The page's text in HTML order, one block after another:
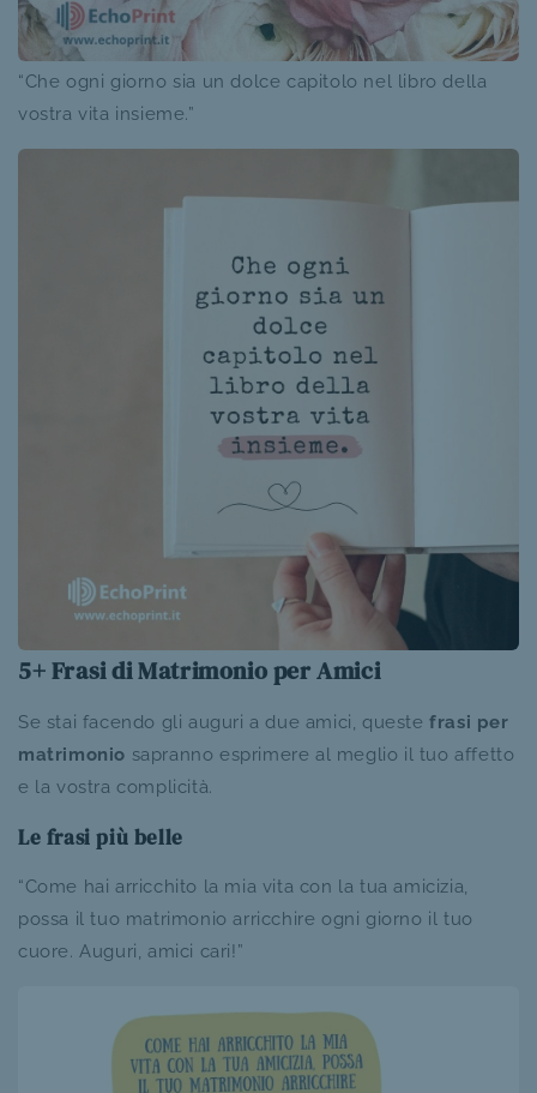
“Che ogni giorno sia un dolce capitolo nel libro della
vostra vita insieme.”
5+ Frasi di Matrimonio per Amici
Se stai facendo gli auguri a due amici, questefrasi per
matrimonio sapranno esprimere al meglio il tuo affetto
e la vostra complicità.
Le frasi più belle
“Come hai arricchito la mia vita con la tua amicizia,
possa il tuo matrimonio arricchire ogni giorno il tuo
cuore. Auguri, amici cari!”